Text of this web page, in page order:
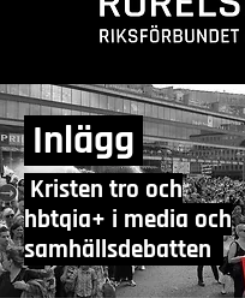
Inlägg
Kristen tro och
hbtqia+ i media och
samhällsdebatten